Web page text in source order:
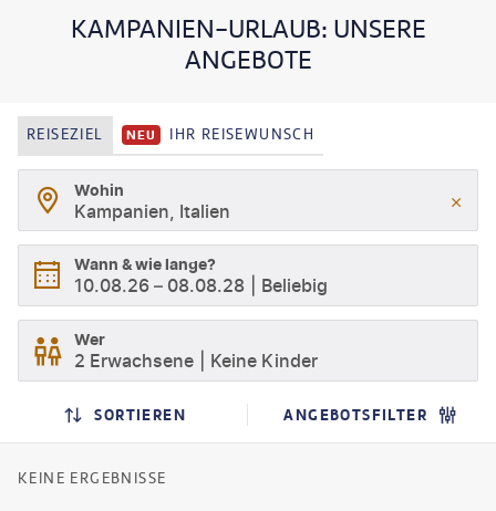
KAMPANIEN-URLAUB: UNSERE
ANGEBOTE
REISEZIEL NEU IHR REISEWUNSCH
Wohin
Kampanien, Italien
Wann & wie lange?
10.08.26 – 08.08.28 Beliebig
Wer
2 Erwachsene Keine Kinder
SORTIEREN ANGEBOTSFILTER
KEINE ERGEBNISSE